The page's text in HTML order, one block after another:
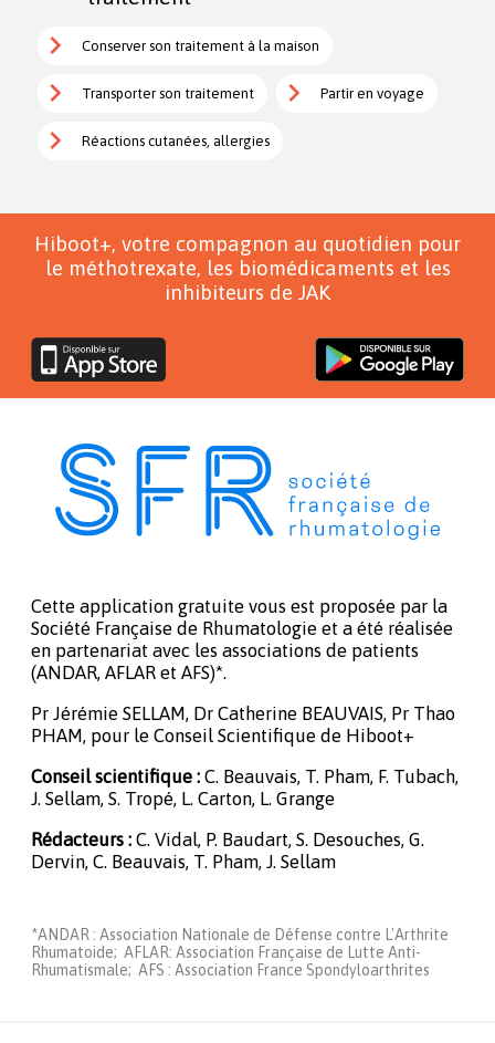
Conserver son traitement à la maison
Transporter son traitement Partir en voyage
Réactions cutanées, allergies
Hiboot+, votre compagnon au quotidien pour
le méthotrexate, les biomédicaments et les
inhibiteurs de JAK
Cette application gratuite vous est proposée par la
Société Française de Rhumatologie et a été réalisée
en partenariat avec les associations de patients
(ANDAR, AFLAR et AFS)*.
Pr Jérémie SELLAM, Dr Catherine BEAUVAIS, Pr Thao
PHAM, pour le Conseil Scientifique de Hiboot+
Conseil scientifique : C. Beauvais, T. Pham, F. Tubach,
J. Sellam, S. Tropé, L. Carton, L. Grange
Rédacteurs : C. Vidal, P. Baudart, S. Desouches, G.
Dervin, C. Beauvais, T. Pham, J. Sellam
*ANDAR : Association Nationale de Défense contre L'Arthrite
Rhumatoide; AFLAR: Association Française de Lutte Anti-
Rhumatismale; AFS : Association France Spondyloarthrites